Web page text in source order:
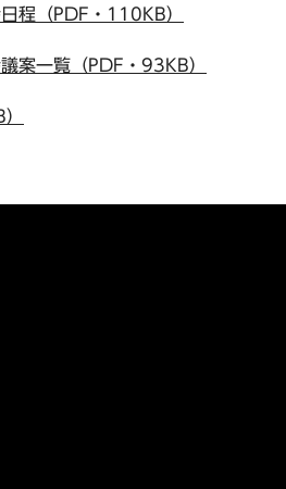
程（PDF・110KB）
案一覧（PDF・93KB）